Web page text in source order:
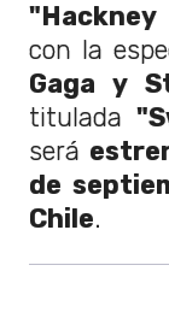
"Hackney
con la
Gaga y
titulada
será
de
Chile.